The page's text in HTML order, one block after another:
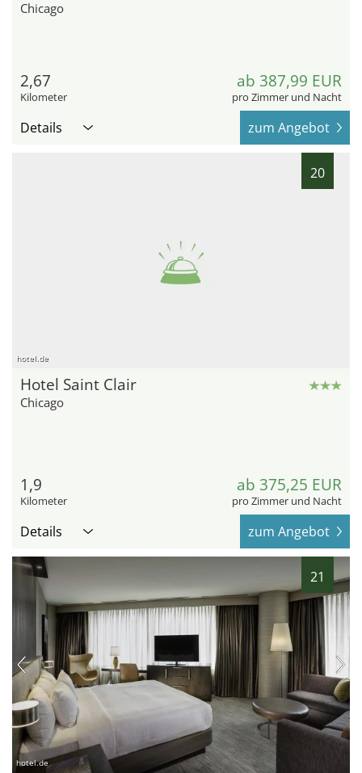
Chicago
2,67
Kilometer
ab 387,99 EUR
pro Zimmer und Nacht
Details zum Angebot
20
hotel.de
Hotel Saint Clair
Chicago
1,9
Kilometer
ab 375,25 EUR
pro Zimmer und Nacht
Details zum Angebot
21
hotel.de